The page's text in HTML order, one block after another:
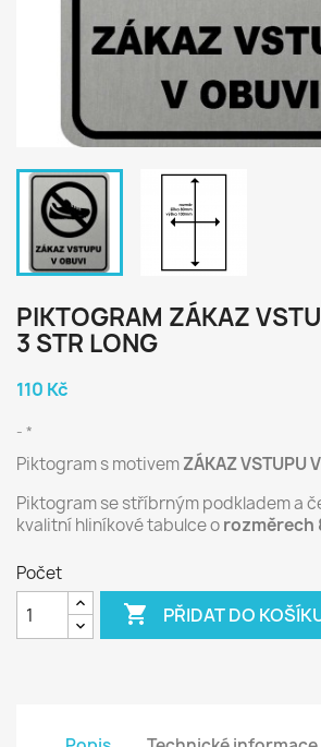
PIKTOGRAM ZÁKAZ
3 STR LONG
110 Kč
*
Piktogram s motivemZÁKAZ VSTUPU
Piktogram se stříbrným podkladem a
kvalitní hliníkové tabulce orozměrech
Počet
 PŘIDAT DO